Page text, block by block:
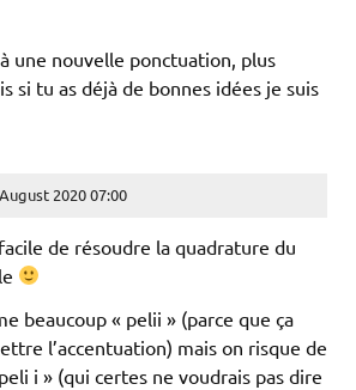
une nouvelle ponctuation, plus
si tu as déjà de bonnes idées je suis
2020 07:00
de résoudre la quadrature du
beaucoup « pelii » (parce que ça
l’accentuation) mais on risque de
i » (qui certes ne voudrais pas dire